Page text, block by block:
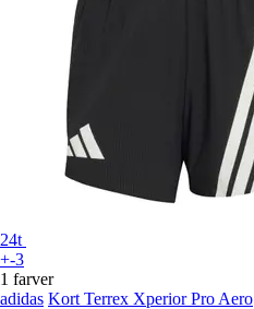
24t
+-3
1 farver
adidas Kort Terrex Xperior Pro Aero